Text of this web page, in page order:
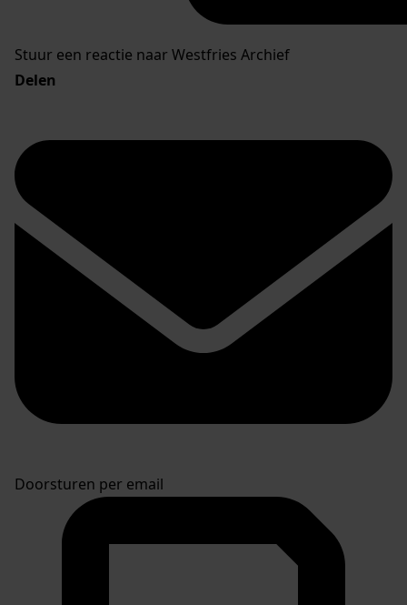
Stuur een reactie naar Westfries Archief
Delen
Doorsturen per email